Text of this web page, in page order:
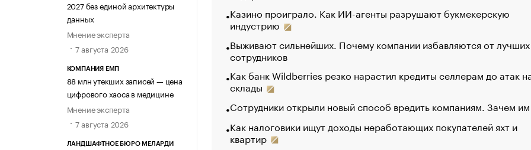
2027 без единой архитектуры
данных
Мнение эксперта
7 августа 2026
КОМПАНИЯ ЕМП
88 млн утекших записей — цена
цифрового хаоса в медицине
Мнение эксперта
7 августа 2026
ЛАНДШАФТНОЕ БЮРО МЕЛАРДИ
Казино проиграло. Как ИИ-агенты разрушают букмекерскую
индустрию
Выживают сильнейших. Почему компании избавляются от лучших
сотрудников
Как банк Wildberries резко нарастил кредиты селлерам до атак
склады
Сотрудники открыли новый способ вредить компаниям. Зачем
Как налоговики ищут доходы неработающих покупателей яхт и
квартир